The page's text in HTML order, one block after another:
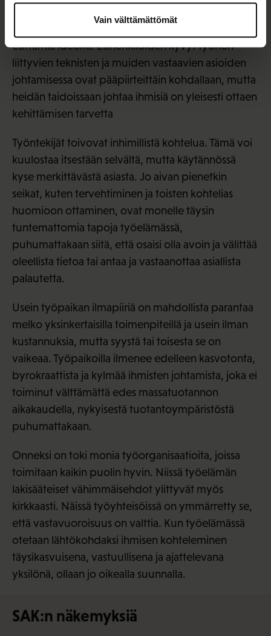
Vain välttämättömät
esittämiä ideoita. Esihenkilöiden kyvyt työhön
liittyvien teknisten ja muiden vastaavien asioiden
johtamisessa ovat pääpiirteittäin kohdallaan, mutta
heidän taidoissaan johtaa ihmisiä on yleisesti ottaen
kehittämisen tarvetta
Työntekijät toivovat inhimillistä kohtelua. Tämä voi
kuulostaa itsestään selvältä, mutta käytännössä
kyse merkittävästä asiasta. Jo aivan pienetkin
seikat, kuten tervehtiminen ja toisten kohtelias
huomioon ottaminen, ovat monelle täysin
tuntemattomia tapoja työelämässä,
puhumattakaan siitä, että osaisi olla avoin ja välittää
oleellista tietoa tai antaa ja vastaanottaa asiallista
palautetta.
Usein työpaikan ilmapiiriä on mahdollista parantaa
melko yksinkertaisilla toimenpiteillä ja usein ilman
kustannuksia, mutta syystä tai toisesta se on
vaikeaa. Työpaikoilla ilmenee edelleen kasvotonta,
byrokraattista ja kylmää ihmisten johtamista, joka ei
toiminut välttämättä edes massatuotannon
aikakaudella, nykyisestä tuotantoympäristöstä
puhumattakaan.
Onneksi on toki monia työorganisaatioita, joissa
toimitaan kaikin puolin hyvin. Niissä työelämän
lakisääteiset vähimmäisehdot ylittyvät myös
kirkkaasti. Näissä työyhteisöissä on ymmärretty se,
että vastavuoroisuus on valttia. Kun työelämässä
otetaan lähtökohdaksi ihmisen kohteleminen
täysikasvuisena, vastuullisena ja ajattelevana
yksilönä, ollaan jo oikealla suunnalla.
SAK:n näkemyksiä